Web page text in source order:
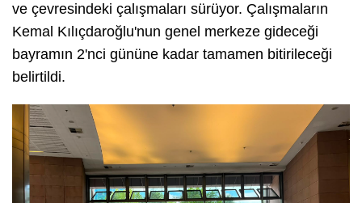
ve çevresindeki çalışmaları sürüyor. Çalışmaların
Kemal Kılıçdaroğlu'nun genel merkeze gideceği
bayramın 2'nci gününe kadar tamamen bitirileceği
belirtildi.